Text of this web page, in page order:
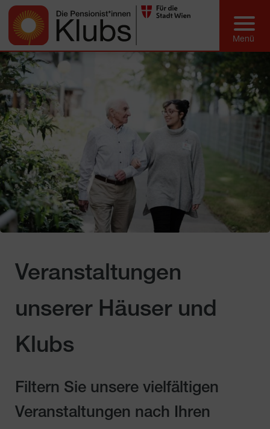
Veranstaltungen
unserer Häuser und
Klubs
Filtern Sie unsere vielfältigen
Veranstaltungen nach Ihren